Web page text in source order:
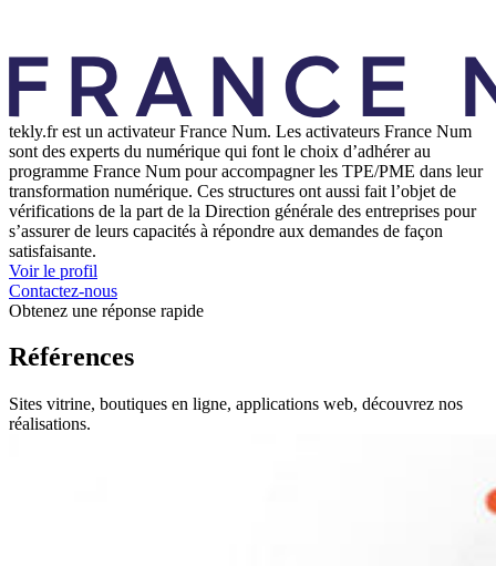
tekly.fr est un activateur France Num. Les activateurs France Num
sont des experts du numérique qui font le choix d’adhérer au
programme France Num pour accompagner les TPE/PME dans leur
transformation numérique. Ces structures ont aussi fait l’objet de
vérifications de la part de la Direction générale des entreprises pour
s’assurer de leurs capacités à répondre aux demandes de façon
satisfaisante.
Voir le profil
Contactez-nous
Obtenez une réponse rapide
Références
Sites vitrine, boutiques en ligne, applications web, découvrez nos
réalisations.